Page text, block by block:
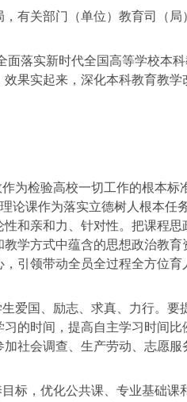
有关部门（单位）教育司（局
实新时代全国高等学校本
果实起来，深化本科教育教
检验高校一切工作的根本标
论课作为落实立德树人根本
和亲和力、针对性。把课程
学方式中蕴含的思想政治教
引领带动全员全过程全方位育
国、励志、求真、力行。要
的时间，提高自主学习时间
社会调查、生产劳动、志愿服
，优化公共课、专业基础课